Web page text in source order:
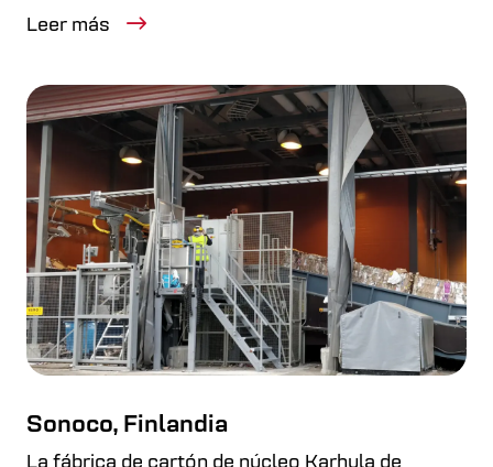
Leer más
Sonoco, Finlandia